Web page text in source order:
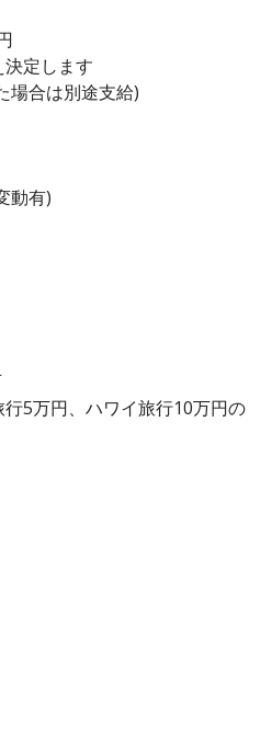
定します
場合は別途支給)
動有)
行5万円、ハワイ旅行10万円の